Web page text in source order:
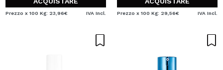
Prezzo x 100 Kg: 23,96€ IVA Incl. Prezzo x 100 Kg: 29,56€ IVA Incl.